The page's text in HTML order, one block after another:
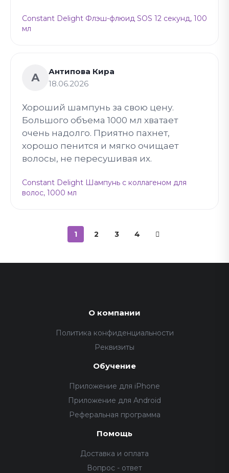
Constant Delight Флэш-флюид SOS 12 секунд, 100
мл
А
Антипова Кира
18.06.2026
Хороший шампунь за свою цену.
Большого объема 1000 мл хватает
очень надолго. Приятно пахнет,
хорошо пенится и мягко очищает
волосы, не пересушивая их.
Constant Delight Шампунь с коллагеном для
волос, 1000 мл
1 2 3 4
О компании
Политика конфиденциальности
Реквизиты
Обучение
Приложение для iPhone
Приложение для Android
Реферальная программа
Помощь
Доставка и оплата
Вопрос - ответ